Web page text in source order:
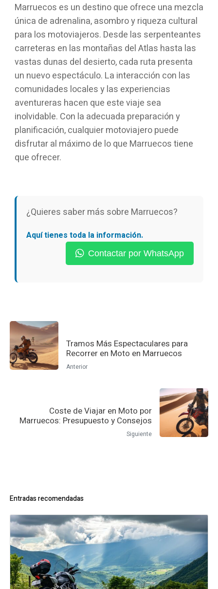
Marruecos es un destino que ofrece una mezcla
única de adrenalina, asombro y riqueza cultural
para los motoviajeros. Desde las serpenteantes
carreteras en las montañas del Atlas hasta las
vastas dunas del desierto, cada ruta presenta
un nuevo espectáculo. La interacción con las
comunidades locales y las experiencias
aventureras hacen que este viaje sea
inolvidable. Con la adecuada preparación y
planificación, cualquier motoviajero puede
disfrutar al máximo de lo que Marruecos tiene
que ofrecer.
¿Quieres saber más sobre Marruecos?
Aquí tienes toda la información.
Contactar por WhatsApp
Tramos Más Espectaculares para
Recorrer en Moto en Marruecos
Anterior
Coste de Viajar en Moto por
Marruecos: Presupuesto y Consejos
Siguiente
Entradas recomendadas